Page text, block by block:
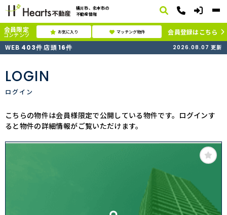
桶川市、北本市の
不動産情報
会員限定
コンテンツ お気に入り マッチング物件
会員登録はこちら
WEB 403件 店頭16件 2026.08.07 更新
LOGIN
ログイン
こちらの物件は会員様限定で公開している物件です。ログインす
ると物件の詳細情報がご覧いただけます。